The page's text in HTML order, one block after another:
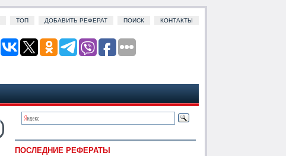
ТОП ДОБАВИТЬ РЕФЕРАТ ПОИСК КОНТАКТЫ
ПОСЛЕДНИЕ РЕФЕРАТЫ